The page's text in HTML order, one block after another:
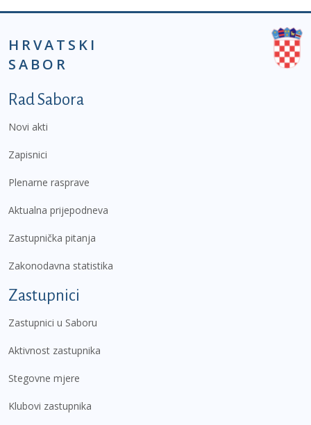
HRVATSKI
SABOR
Podnožje prvi izbornik
Rad Sabora
Novi akti
Zapisnici
Plenarne rasprave
Aktualna prijepodneva
Zastupnička pitanja
Zakonodavna statistika
Zastupnici
Zastupnici u Saboru
Aktivnost zastupnika
Stegovne mjere
Klubovi zastupnika